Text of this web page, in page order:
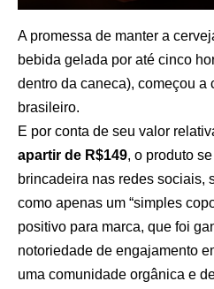
A promessa de manter a
bebida gelada por até cinco
dentro da caneca), começou a
brasileiro.
E por conta de seu valor
apartir de R$149, o produto
brincadeira nas redes sociais,
como apenas um “simples
positivo para marca, que foi
notoriedade de engajamento
uma comunidade orgânica e